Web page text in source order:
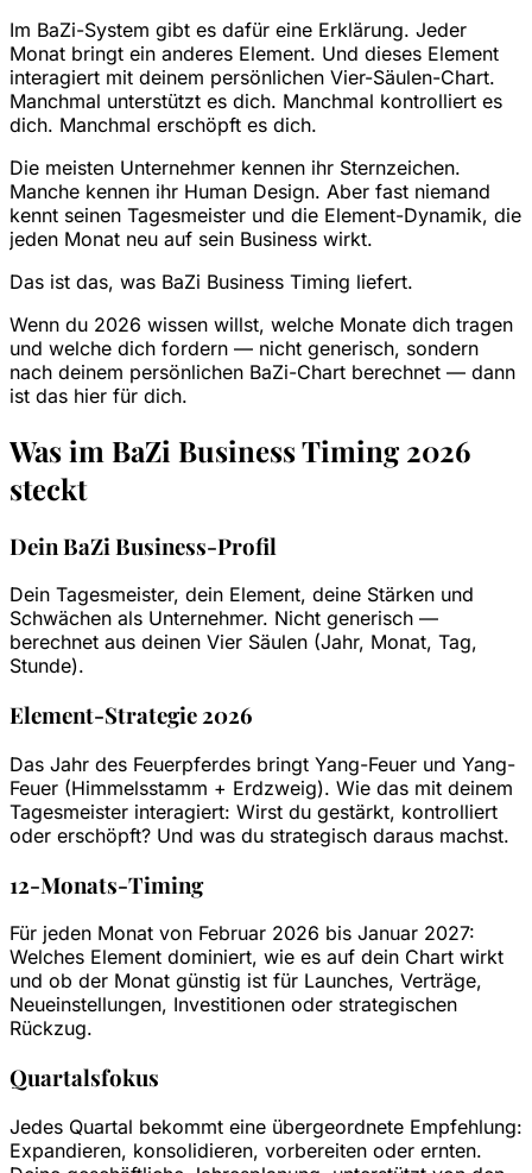
Im BaZi-System gibt es dafür eine Erklärung. Jeder
Monat bringt ein anderes Element. Und dieses Element
interagiert mit deinem persönlichen Vier-Säulen-Chart.
Manchmal unterstützt es dich. Manchmal kontrolliert es
dich. Manchmal erschöpft es dich.
Die meisten Unternehmer kennen ihr Sternzeichen.
Manche kennen ihr Human Design. Aber fast niemand
kennt seinen Tagesmeister und die Element-Dynamik, die
jeden Monat neu auf sein Business wirkt.
Das ist das, was BaZi Business Timing liefert.
Wenn du 2026 wissen willst, welche Monate dich tragen
und welche dich fordern — nicht generisch, sondern
nach deinem persönlichen BaZi-Chart berechnet — dann
ist das hier für dich.
Was im BaZi Business Timing 2026
steckt
Dein BaZi Business-Profil
Dein Tagesmeister, dein Element, deine Stärken und
Schwächen als Unternehmer. Nicht generisch —
berechnet aus deinen Vier Säulen (Jahr, Monat, Tag,
Stunde).
Element-Strategie 2026
Das Jahr des Feuerpferdes bringt Yang-Feuer und Yang-
Feuer (Himmelsstamm + Erdzweig). Wie das mit deinem
Tagesmeister interagiert: Wirst du gestärkt, kontrolliert
oder erschöpft? Und was du strategisch daraus machst.
12-Monats-Timing
Für jeden Monat von Februar 2026 bis Januar 2027:
Welches Element dominiert, wie es auf dein Chart wirkt
und ob der Monat günstig ist für Launches, Verträge,
Neueinstellungen, Investitionen oder strategischen
Rückzug.
Quartalsfokus
Jedes Quartal bekommt eine übergeordnete Empfehlung:
Expandieren, konsolidieren, vorbereiten oder ernten.